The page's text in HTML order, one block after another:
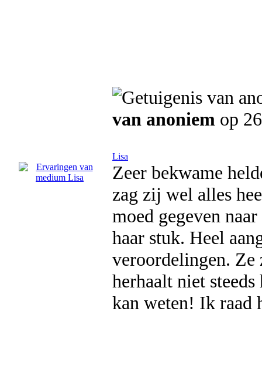
van anoniem op
Lisa
Zeer bekwame
zag zij wel alles
moed gegeven
haar stuk. Heel
veroordelingen. Ze
herhaalt niet
kan weten! Ik raad